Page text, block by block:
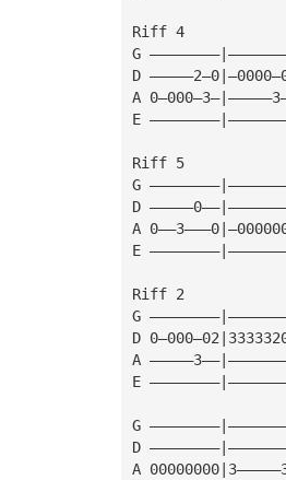
Riff 4
G
D
A
E
Riff 5
G
D
A
E
Riff 2
G
D
A
E
G
D
A